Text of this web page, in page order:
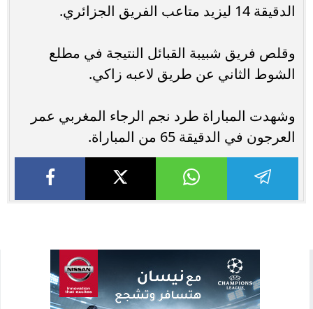
الدقيقة 14 ليزيد متاعب الفريق الجزائري.
وقلص فريق شبيبة القبائل النتيجة في مطلع
الشوط الثاني عن طريق لاعبه زاكي.
وشهدت المباراة طرد نجم الرجاء المغربي عمر
العرجون في الدقيقة 65 من المباراة.